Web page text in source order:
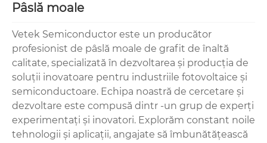
Pâslă moale
Vetek Semiconductor este un producător
profesionist de pâslă moale de grafit de înaltă
calitate, specializată în dezvoltarea și producția de
soluții inovatoare pentru industriile fotovoltaice și
semiconductoare. Echipa noastră de cercetare și
dezvoltare este compusă dintr -un grup de experți
experimentați și inovatori. Explorăm constant noile
tehnologii și aplicații, angajate să îmbunătățească